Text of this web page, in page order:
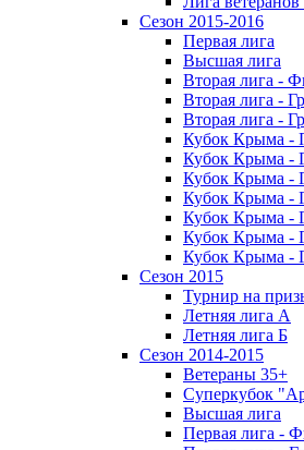
Сезон 2015-2016
Первая лига
Высшая лига
Вторая лига -
Вторая лига -
Вторая лига -
Кубок Крыма -
Кубок Крыма -
Кубок Крыма -
Кубок Крыма -
Кубок Крыма -
Кубок Крыма -
Кубок Крыма -
Сезон 2015
Турнир на
Летняя лига А
Летняя лига Б
Сезон 2014-2015
Ветераны 35+
Суперкубок
Высшая лига
Первая лига -